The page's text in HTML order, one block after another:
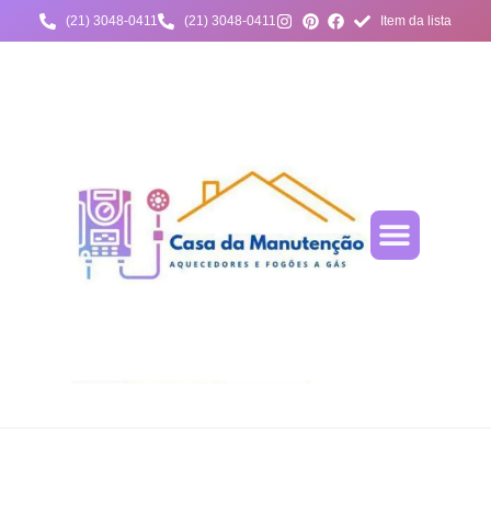
(21) 3048-0411 (21) 3048-0411 Item da lista